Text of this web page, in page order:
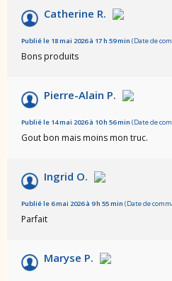
Catherine R.
Publié le 18 mai 2026 à 17 h 59 min (Date de
Bons produits
Pierre-Alain P.
Publié le 14 mai 2026 à 10 h 56 min (Date de
Gout bon mais moins mon truc.
Ingrid O.
Publié le 6 mai 2026 à 9 h 55 min (Date de
Parfait
Maryse P.